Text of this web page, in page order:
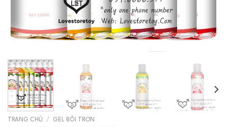
TRANG CHỦ / GEL BÔI TRƠN